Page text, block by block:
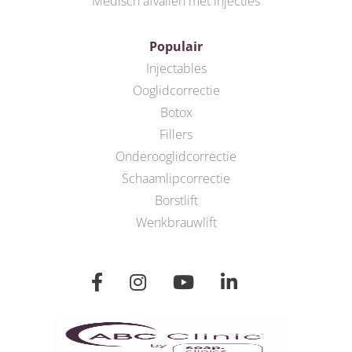
Populair
Injectables
Ooglidcorrectie
Botox
Fillers
Onderooglidcorrectie
Schaamlipcorrectie
Borstlift
Wenkbrauwlift